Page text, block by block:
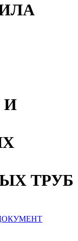
И
ТРУБ